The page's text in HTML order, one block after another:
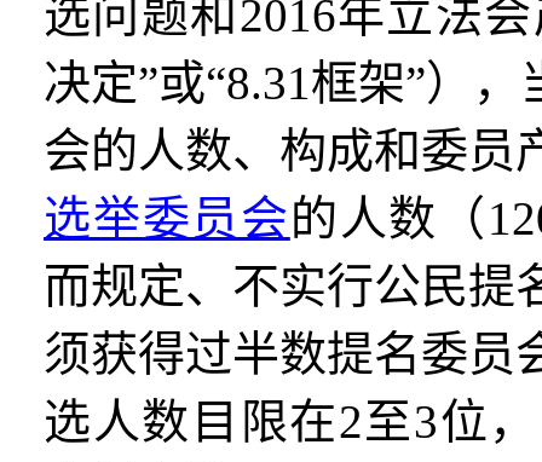
选问题和 2016年立法
决定”或“8.31框架”），
会的人数、构成和委员
选举委员会的人数（
而规定、不实行公民提
须获得过半数提名委员
选人数目限在2至3位